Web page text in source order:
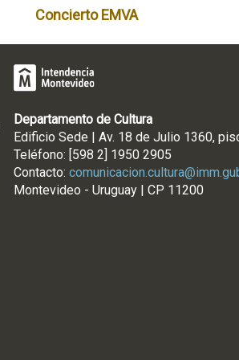
Concierto EMVA
Departamento de Cultura
Edificio Sede | Av. 18 de Julio 1360,
Teléfono: [598 2] 1950 2905
Contacto:
Montevideo - Uruguay | CP 11200